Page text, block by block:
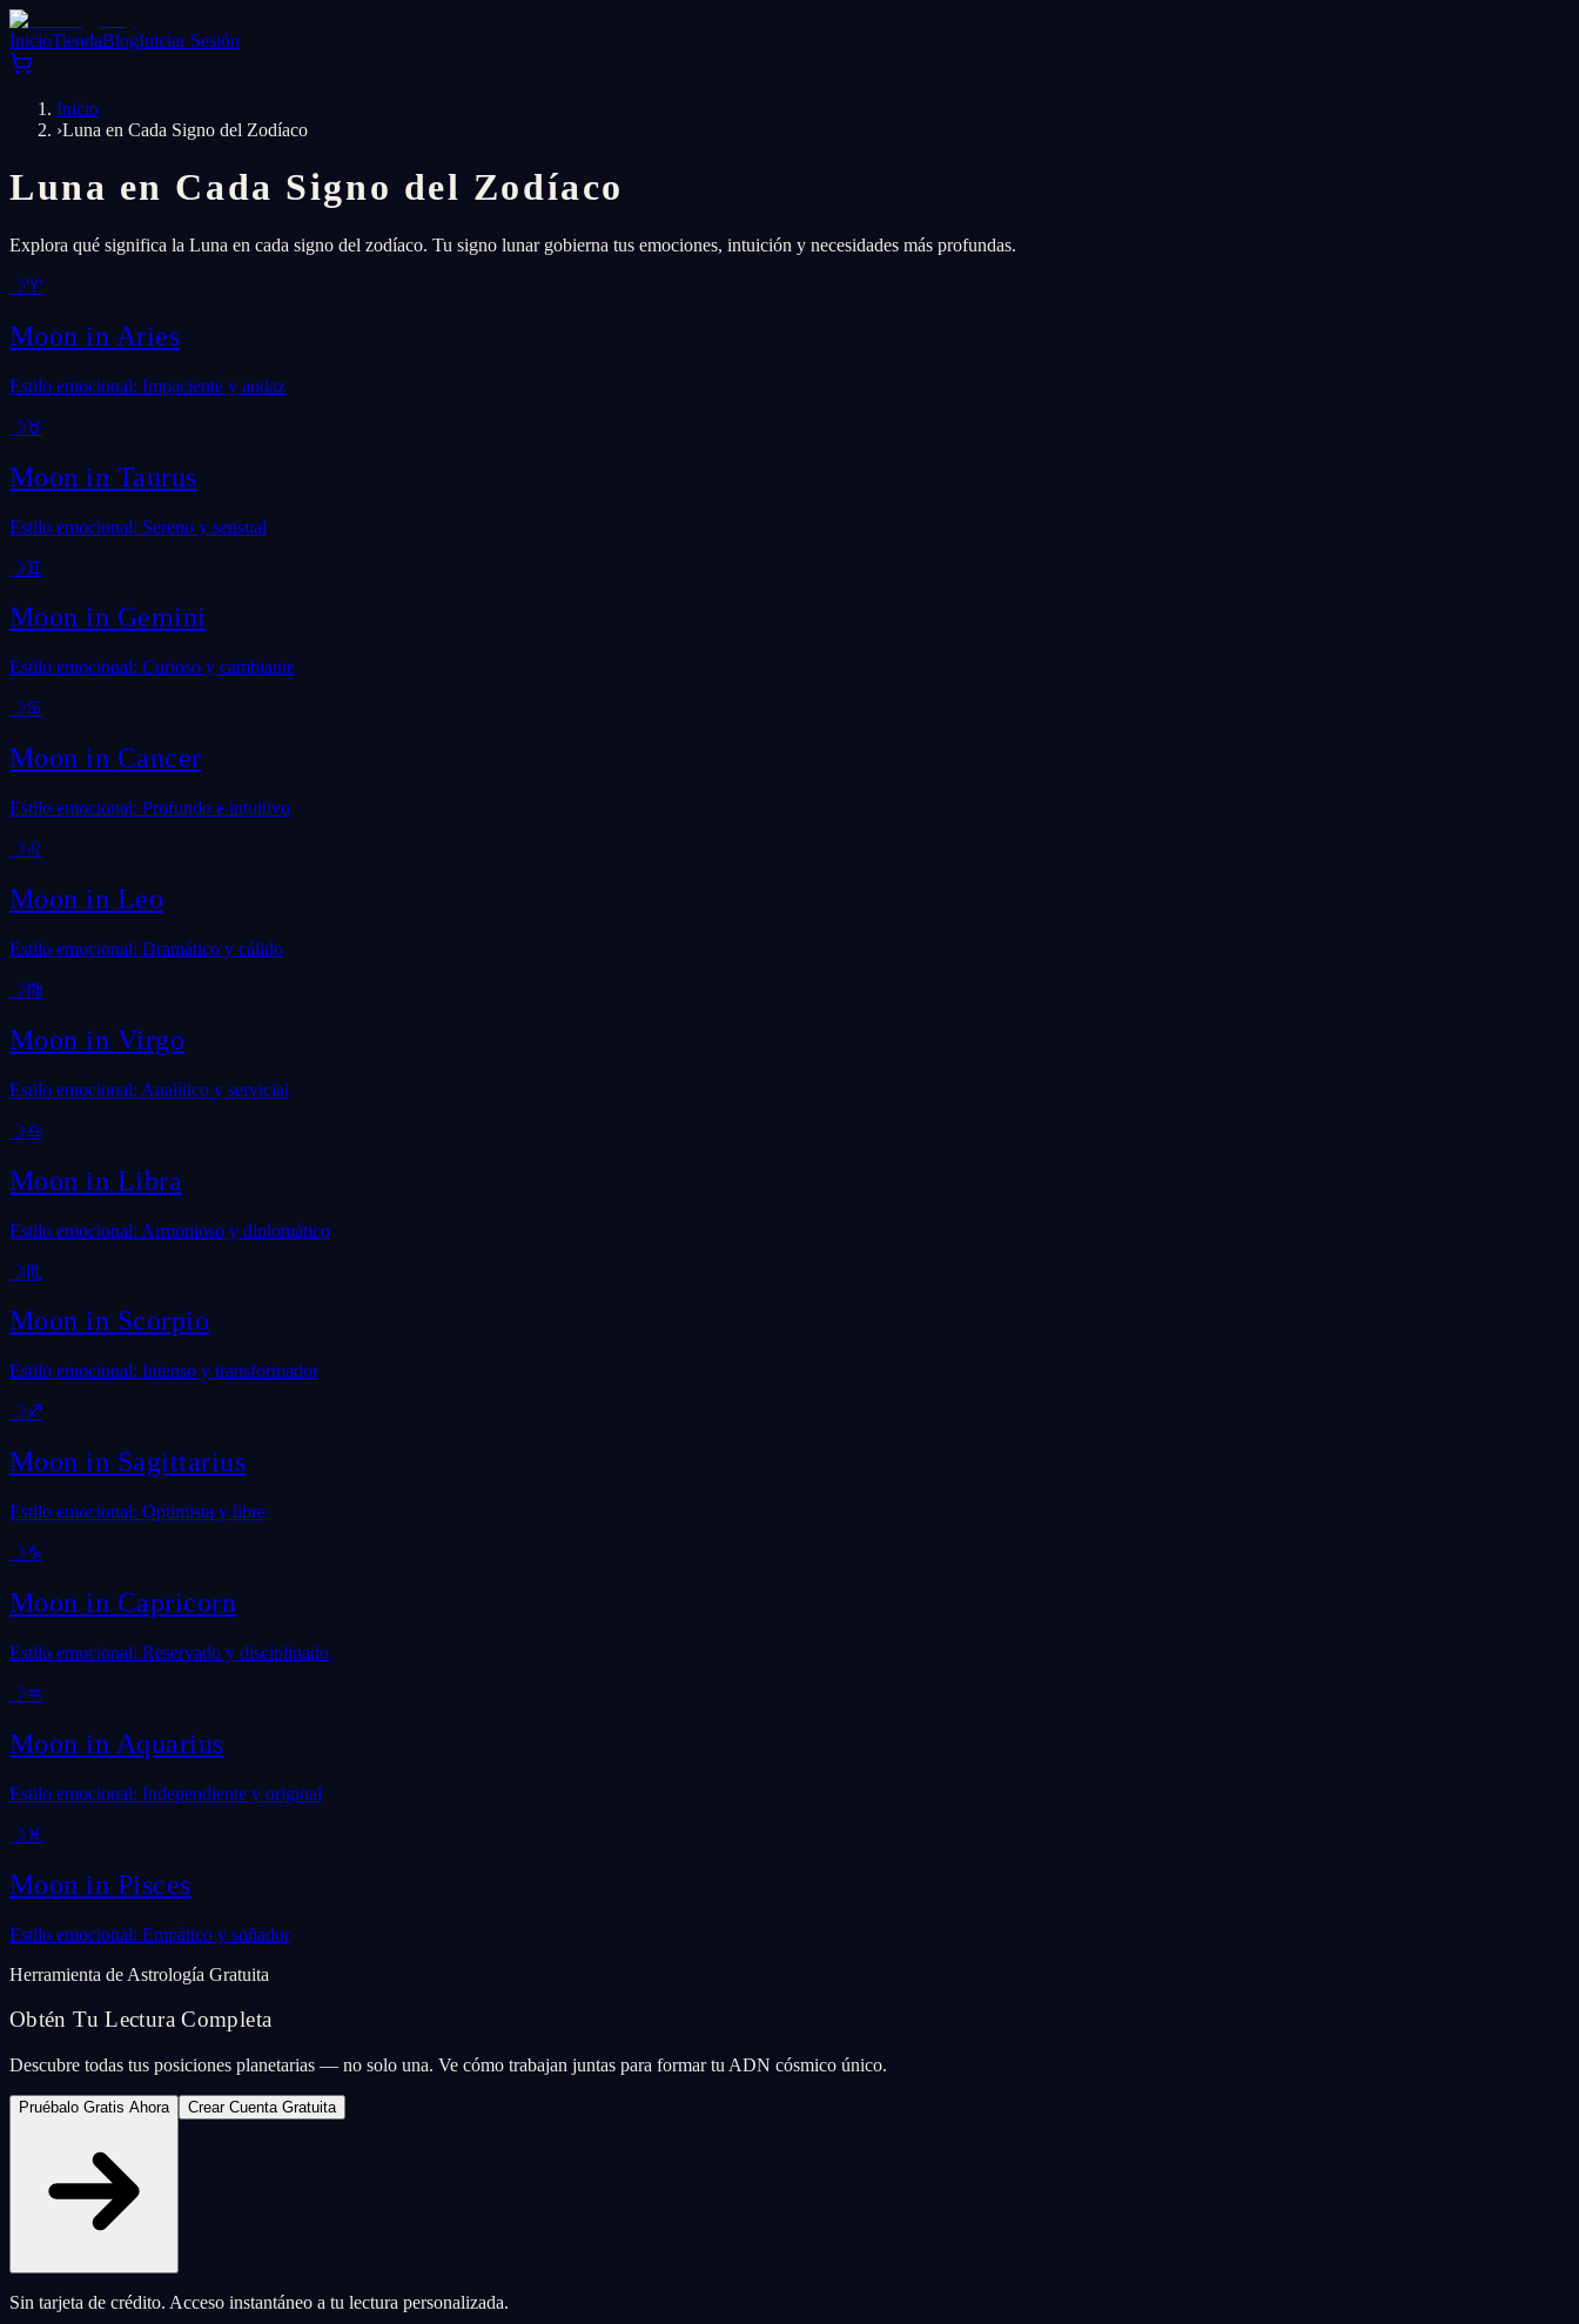
InicioTiendaBlogIniciar Sesión
Inicio
›Luna en Cada Signo del Zodíaco
Luna en Cada Signo del Zodíaco
Explora qué significa la Luna en cada signo del zodíaco. Tu signo lunar gobierna tus emociones, intuición y necesidades más profundas.
☽♈
Moon in Aries
Estilo emocional: Impaciente y audaz
☽♉
Moon in Taurus
Estilo emocional: Sereno y sensual
☽♊
Moon in Gemini
Estilo emocional: Curioso y cambiante
☽♋
Moon in Cancer
Estilo emocional: Profundo e intuitivo
☽♌
Moon in Leo
Estilo emocional: Dramático y cálido
☽♍
Moon in Virgo
Estilo emocional: Analítico y servicial
☽♎
Moon in Libra
Estilo emocional: Armonioso y diplomático
☽♏
Moon in Scorpio
Estilo emocional: Intenso y transformador
☽♐
Moon in Sagittarius
Estilo emocional: Optimista y libre
☽♑
Moon in Capricorn
Estilo emocional: Reservado y disciplinado
☽♒
Moon in Aquarius
Estilo emocional: Independiente y original
☽♓
Moon in Pisces
Estilo emocional: Empático y soñador
Herramienta de Astrología Gratuita
Obtén Tu Lectura Completa
Descubre todas tus posiciones planetarias — no solo una. Ve cómo trabajan juntas para formar tu ADN cósmico único.
Pruébalo Gratis Ahora Crear Cuenta Gratuita
Sin tarjeta de crédito. Acceso instantáneo a tu lectura personalizada.